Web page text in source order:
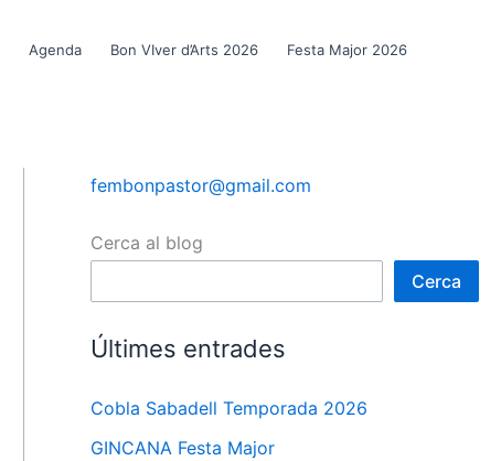
Agenda Bon VIver d’Arts 2026 Festa Major 2026
fembonpastor@gmail.com
Cerca al blog
Cerca
Últimes entrades
Cobla Sabadell Temporada 2026
GINCANA Festa Major